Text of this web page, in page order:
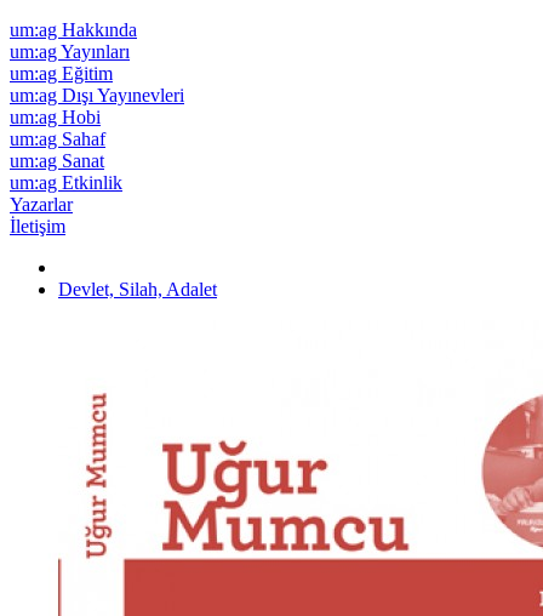
um:ag Hakkında
um:ag Yayınları
um:ag Eğitim
um:ag Dışı Yayınevleri
um:ag Hobi
um:ag Sahaf
um:ag Sanat
um:ag Etkinlik
Yazarlar
İletişim
Devlet, Silah, Adalet